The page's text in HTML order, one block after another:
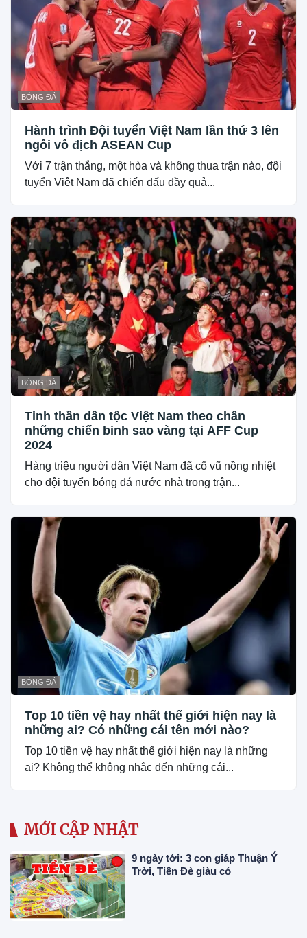
BÓNG ĐÁ
Hành trình Đội tuyển Việt Nam lần thứ 3 lên
ngôi vô địch ASEAN Cup
Với 7 trận thắng, một hòa và không thua trận nào, đội
tuyển Việt Nam đã chiến đấu đầy quả...
BÓNG ĐÁ
Tinh thần dân tộc Việt Nam theo chân
những chiến binh sao vàng tại AFF Cup
2024
Hàng triệu người dân Việt Nam đã cổ vũ nồng nhiệt
cho đội tuyển bóng đá nước nhà trong trận...
BÓNG ĐÁ
Top 10 tiền vệ hay nhất thế giới hiện nay là
những ai? Có những cái tên mới nào?
Top 10 tiền vệ hay nhất thế giới hiện nay là những
ai? Không thể không nhắc đến những cái...
MỚI CẬP NHẬT
9 ngày tới: 3 con giáp Thuận Ý
Trời, Tiền Đè giàu có